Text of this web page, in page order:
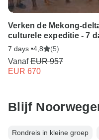
Verken de Mekong-
culturele expeditie - 7
7 days •4,8 (5)
VanafEUR 957
EUR 670
Blijf
Rondreis in kleine groep